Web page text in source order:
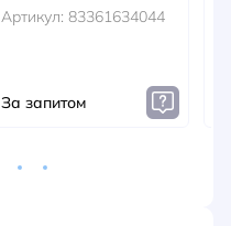
Артикул: 83361634044
За запитом